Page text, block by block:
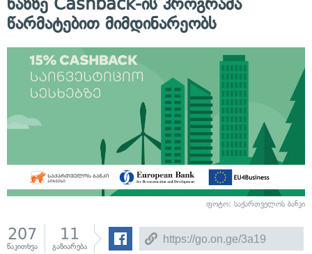
წარმატებით მიმდინარეობს
ფოტო: საქართველოს ბანკი
207
წაკითხვა
11
გაზიარება